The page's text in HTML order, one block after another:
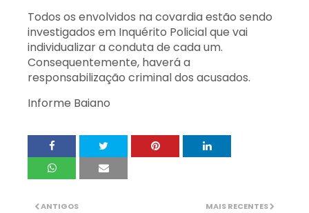
Todos os envolvidos na covardia estão sendo
investigados em Inquérito Policial que vai
individualizar a conduta de cada um.
Consequentemente, haverá a
responsabilização criminal dos acusados.
Informe Baiano
MAIS RECENTES
ANTIGOS